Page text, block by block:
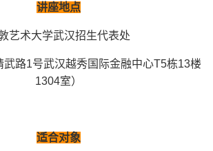
讲座地点
艺术大学武汉招生代表处
武路1号武汉越秀国际金融中心T5栋13楼
1304室）
适合对象